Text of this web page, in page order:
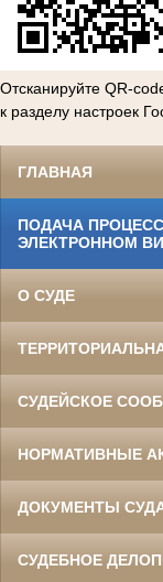
Отсканируйте QR-
к разделу настроек
ГЛАВНАЯ
ПОДАЧА
ЭЛЕКТРОННОМ
О СУДЕ
СУДЕЙСКОЕ
НОРМАТИВНЫЕ
ДОКУМЕНТЫ
СУДЕБНОЕ